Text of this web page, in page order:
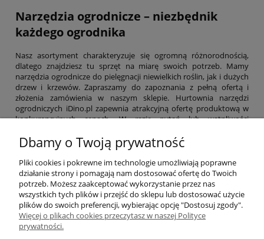
Narzędzia ogrodnicze – niezbędnik
każdego ogrodnika
Nasz asortyment charakteryzuje się ogromną różnorodnością,
dlatego znajdziesz tu sprzęt na miarę swoich potrzeb. Mamy
narzędzia ogrodnicze do pielęgnacji niewielkich roślin, jak i dużych
drzew i krzewów. Zapraszamy do zapoznania z pełną ofertą i
złożenia zamówienia w naszym sklepie. Hurtownia narzędzi
ogrodniczych iDino.pl zapewnia atrakcyjną ofertę produktową w
konkurencyjnych cenach. W razie pytań lub wątpliwości
pytania i pomogą w wyborze najbardziej optymalnych rozwiązań.
ZAMAWIANIE
Dbamy o Twoją prywatność
Pliki cookies i pokrewne im technologie umożliwiają poprawne
działanie strony i pomagają nam dostosować ofertę do Twoich
potrzeb. Możesz zaakceptować wykorzystanie przez nas
wszystkich tych plików i przejść do sklepu lub dostosować użycie
plików do swoich preferencji, wybierając opcję "Dostosuj zgody".
Więcej o plikach cookies przeczytasz w naszej Polityce
prywatności.